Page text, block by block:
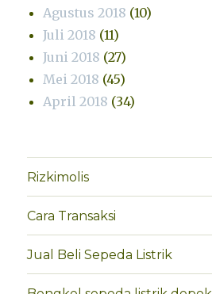
Agustus 2018 (10)
Juli 2018 (11)
Juni 2018 (27)
Mei 2018 (45)
April 2018 (34)
Rizkimolis
Cara Transaksi
Jual Beli Sepeda Listrik